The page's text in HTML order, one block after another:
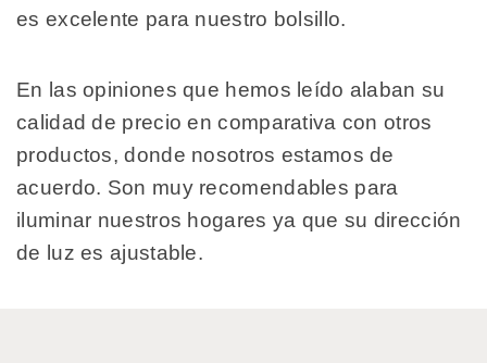
es excelente para nuestro bolsillo.
En las opiniones que hemos leído alaban su
calidad de precio en comparativa con otros
productos, donde nosotros estamos de
acuerdo. Son muy recomendables para
iluminar nuestros hogares ya que su dirección
de luz es ajustable.